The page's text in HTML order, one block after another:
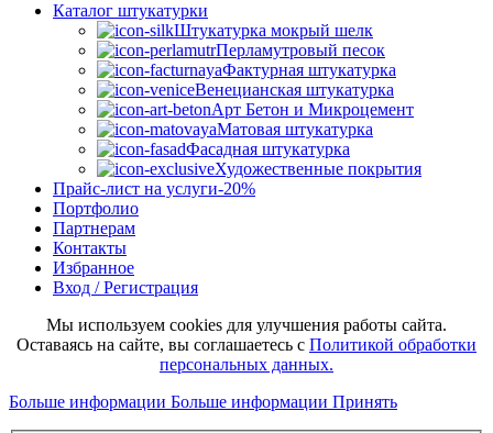
Каталог штукатурки
Штукатурка мокрый шелк
Перламутровый песок
Фактурная штукатурка
Венецианская штукатурка
Арт Бетон и Микроцемент
Матовая штукатурка
Фасадная штукатурка
Художественные покрытия
Прайс-лист на услуги-20%
Портфолио
Партнерам
Контакты
Избранное
Вход / Регистрация
Мы используем cookies для улучшения работы сайта.
Оставаясь на сайте, вы соглашаетесь с Политикой обработки
персональных данных.
Больше информации Больше информации Принять